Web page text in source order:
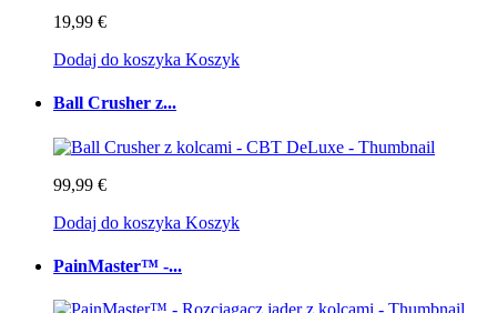
19,99 €
Dodaj do koszyka Koszyk
Ball Crusher z...
99,99 €
Dodaj do koszyka Koszyk
PainMaster™ -...